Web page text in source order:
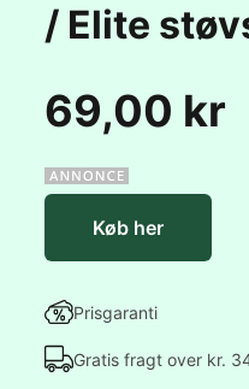
/ Elite
69,00 kr
Køb her
Prisgaranti
Gratis fragt over kr.